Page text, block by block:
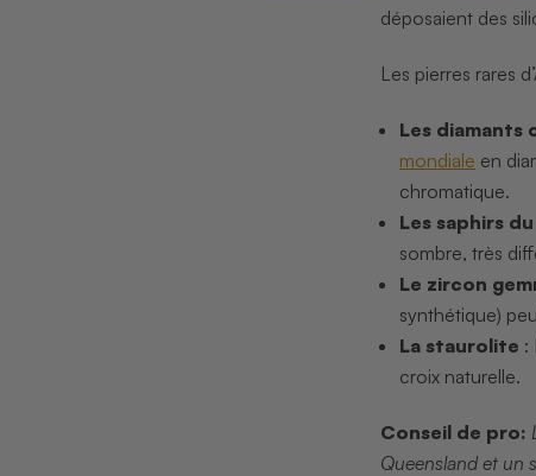
déposaient des
Les pierres rares
Les diamants
mondiale en
chromatique.
Les saphirs
sombre, très
Le zircon
synthétique)
La staurolite :
croix naturelle.
Conseil de pro:
Queensland et un